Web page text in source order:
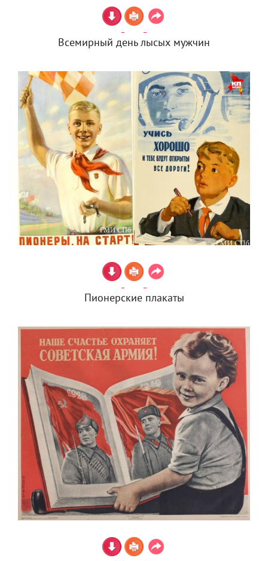
Всемирный день лысых мужчин
Пионерские плакаты